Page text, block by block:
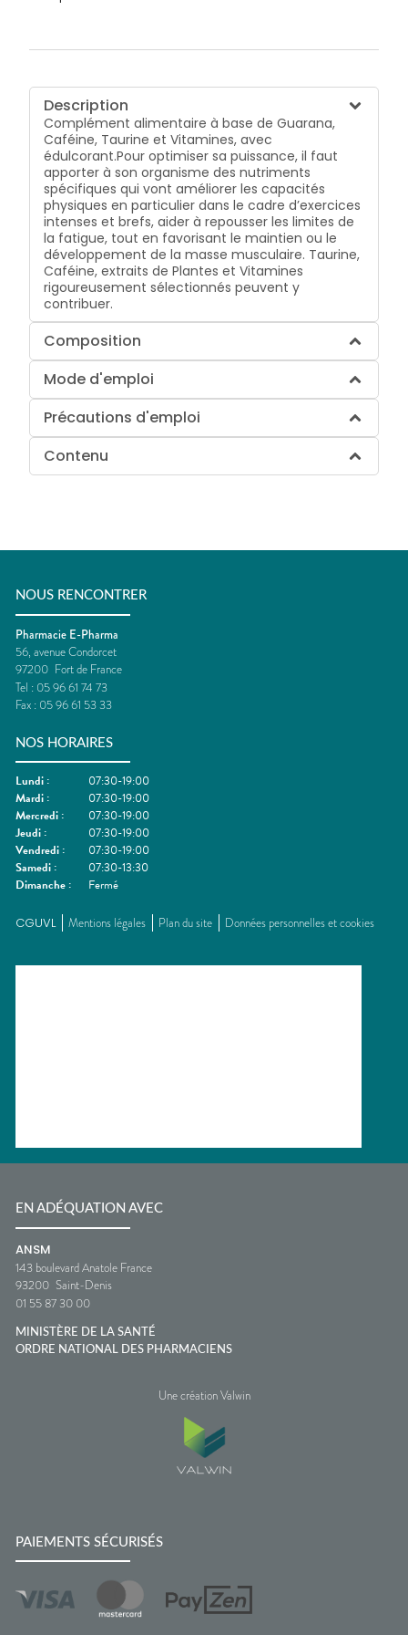
Description
Complément alimentaire à base de Guarana,
Caféine, Taurine et Vitamines, avec
édulcorant.Pour optimiser sa puissance, il faut
apporter à son organisme des nutriments
spécifiques qui vont améliorer les capacités
physiques en particulier dans le cadre d’exercices
intenses et brefs, aider à repousser les limites de
la fatigue, tout en favorisant le maintien ou le
développement de la masse musculaire. Taurine,
Caféine, extraits de Plantes et Vitamines
rigoureusement sélectionnés peuvent y
contribuer.
Composition
Mode d'emploi
Précautions d'emploi
Contenu
NOUS RENCONTRER
Pharmacie E-Pharma
56, avenue Condorcet
97200 Fort de France
Tel : 05 96 61 74 73
Fax : 05 96 61 53 33
NOS HORAIRES
Lundi :
07:30-19:00
Mardi :
07:30-19:00
Mercredi :
07:30-19:00
Jeudi :
07:30-19:00
Vendredi :
07:30-19:00
Samedi :
07:30-13:30
Dimanche : Fermé
CGUVL Mentions légales Plan du site Données personnelles et cookies
EN ADÉQUATION AVEC
ANSM
143 boulevard Anatole France
93200 Saint-Denis
01 55 87 30 00
MINISTÈRE DE LA SANTÉ
ORDRE NATIONAL DES PHARMACIENS
Une création Valwin
PAIEMENTS SÉCURISÉS